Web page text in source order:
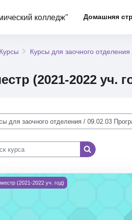
колледж" Домашняя
Курсы Курсы для заочного отделения
(2021-2022 уч.
курса
Поиск курса
курса Практики по ПМ.02
(2021-2022 уч. год)